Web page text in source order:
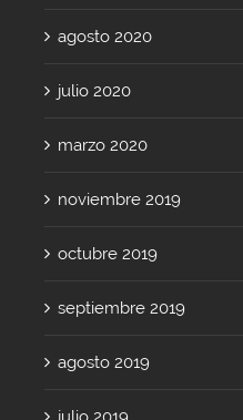
agosto 2020
julio 2020
marzo 2020
noviembre 2019
octubre 2019
septiembre 2019
agosto 2019